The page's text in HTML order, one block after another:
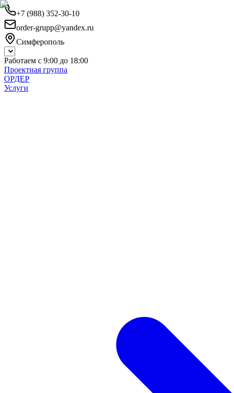
+7 (988) 352-30-10
order-grupp@yandex.ru
Симферополь
Работаем с 9:00 до 18:00
Проектная группа
ОРДЕР
Услуги